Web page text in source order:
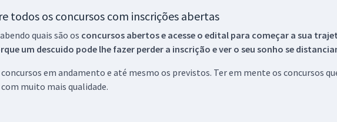
todos os concursos com inscrições abertas
quais são os concursos abertos e acesse o edital para começar a sua
um descuido pode lhe fazer perder a inscrição e ver o seu sonho se
em andamento e até mesmo os previstos. Ter em mente os concursos
muito mais qualidade.